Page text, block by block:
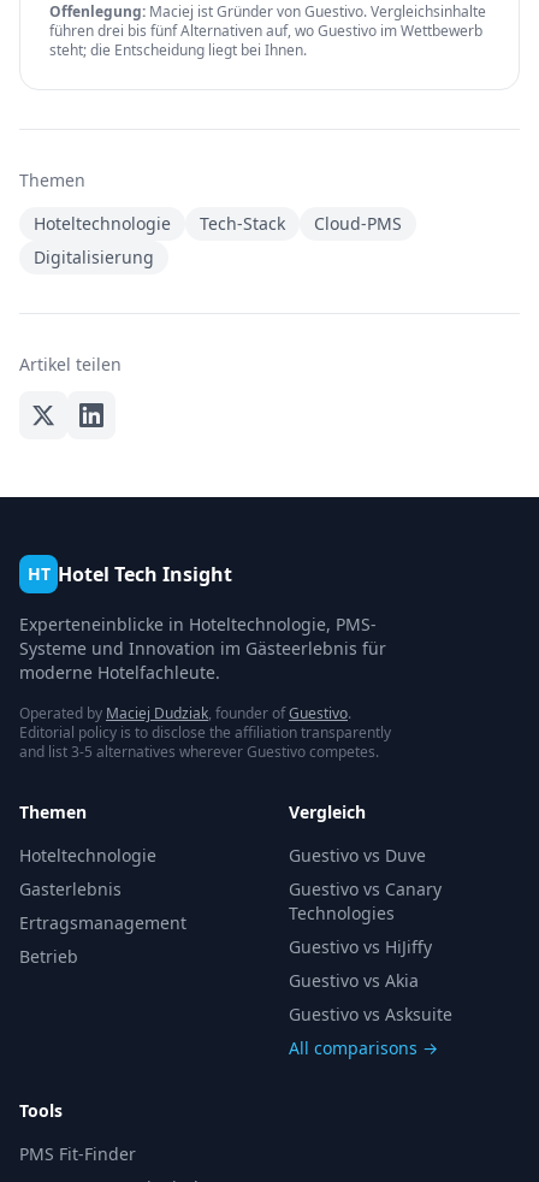
Offenlegung: Maciej ist Gründer von Guestivo. Vergleichsinhalte
führen drei bis fünf Alternativen auf, wo Guestivo im Wettbewerb
steht; die Entscheidung liegt bei Ihnen.
Themen
Hoteltechnologie
Tech-Stack
Cloud-PMS
Digitalisierung
Artikel teilen
HT Hotel Tech Insight
Experteneinblicke in Hoteltechnologie, PMS-
Systeme und Innovation im Gästeerlebnis für
moderne Hotelfachleute.
Operated by Maciej Dudziak, founder ofGuestivo.
Editorial policy is to disclose the affiliation transparently
and list 3-5 alternatives wherever Guestivo competes.
Themen
Hoteltechnologie
Gasterlebnis
Ertragsmanagement
Betrieb
Vergleich
Guestivo vs Duve
Guestivo vs Canary
Technologies
Guestivo vs HiJiffy
Guestivo vs Akia
Guestivo vs Asksuite
All comparisons →
Tools
PMS Fit-Finder